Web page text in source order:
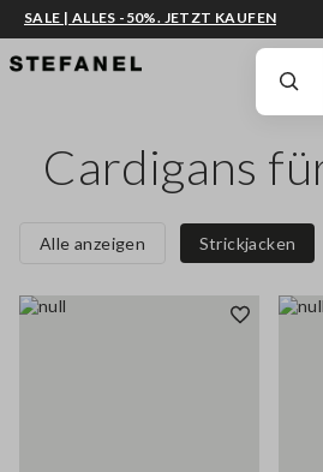
ZUM HAUPTINHALT SPRINGEN GEHEN SIE
SALE | ALLES -50%. JETZT KAUFEN
Cardigans
Alle anzeigen Strickjacken